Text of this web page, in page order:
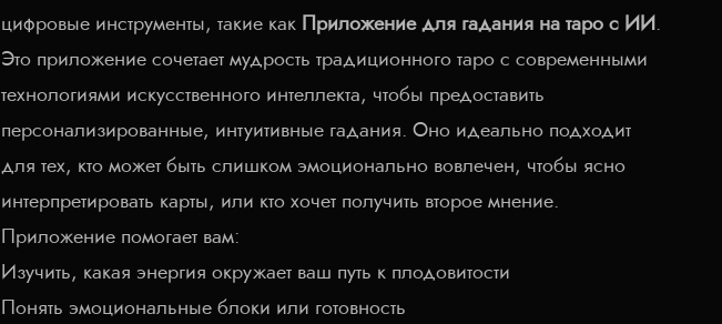
цифровые инструменты, такие как
Приложение для гадания на таро с ИИ .
Это приложение сочетает мудрость традиционного таро с современными
технологиями искусственного интеллекта, чтобы предоставить
персонализированные, интуитивные гадания. Оно идеально подходит
для тех, кто может быть слишком эмоционально вовлечен, чтобы ясно
интерпретировать карты, или кто хочет получить второе мнение.
Приложение помогает вам:
Изучить, какая энергия окружает ваш путь к плодовитости
Понять эмоциональные блоки или готовность